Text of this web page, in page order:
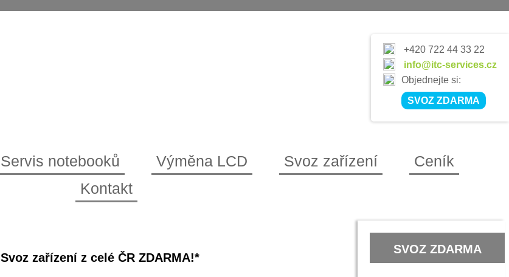
+420 722 44 33 22
info@itc-services.cz
Objednejte si:
SVOZ ZDARMA
Servis notebooků Výměna LCD Svoz zařízení
Ceník
Kontakt
Svoz zařízení z celé ČR ZDARMA!*
SVOZ ZDARMA